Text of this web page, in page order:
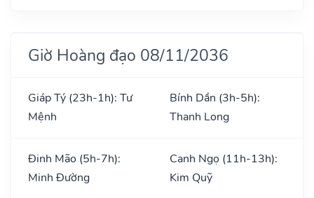
Giờ Hoàng đạo 08/11/2036
Giáp Tý (23h-1h): Tư
Mệnh
Bính Dần (3h-5h):
Thanh Long
Đinh Mão (5h-7h):
Minh Đường
Canh Ngọ (11h-13h):
Kim Quỹ